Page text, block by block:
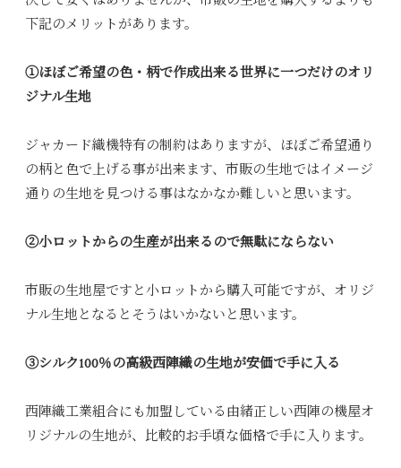
下記のメリットがあります。
①ほぼご希望の色・柄で作成出来る世界に一つだけのオリ
ジナル生地
ジャカード織機特有の制約はありますが、ほぼご希望通り
の柄と色で上げる事が出来ます、市販の生地ではイメージ
通りの生地を見つける事はなかなか難しいと思います。
②小ロットからの生産が出来るので無駄にならない
市販の生地屋ですと小ロットから購入可能ですが、オリジ
ナル生地となるとそうはいかないと思います。
③シルク100％の高級西陣織の生地が安価で手に入る
西陣織工業組合にも加盟している由緒正しい西陣の機屋オ
リジナルの生地が、比較的お手頃な価格で手に入ります。